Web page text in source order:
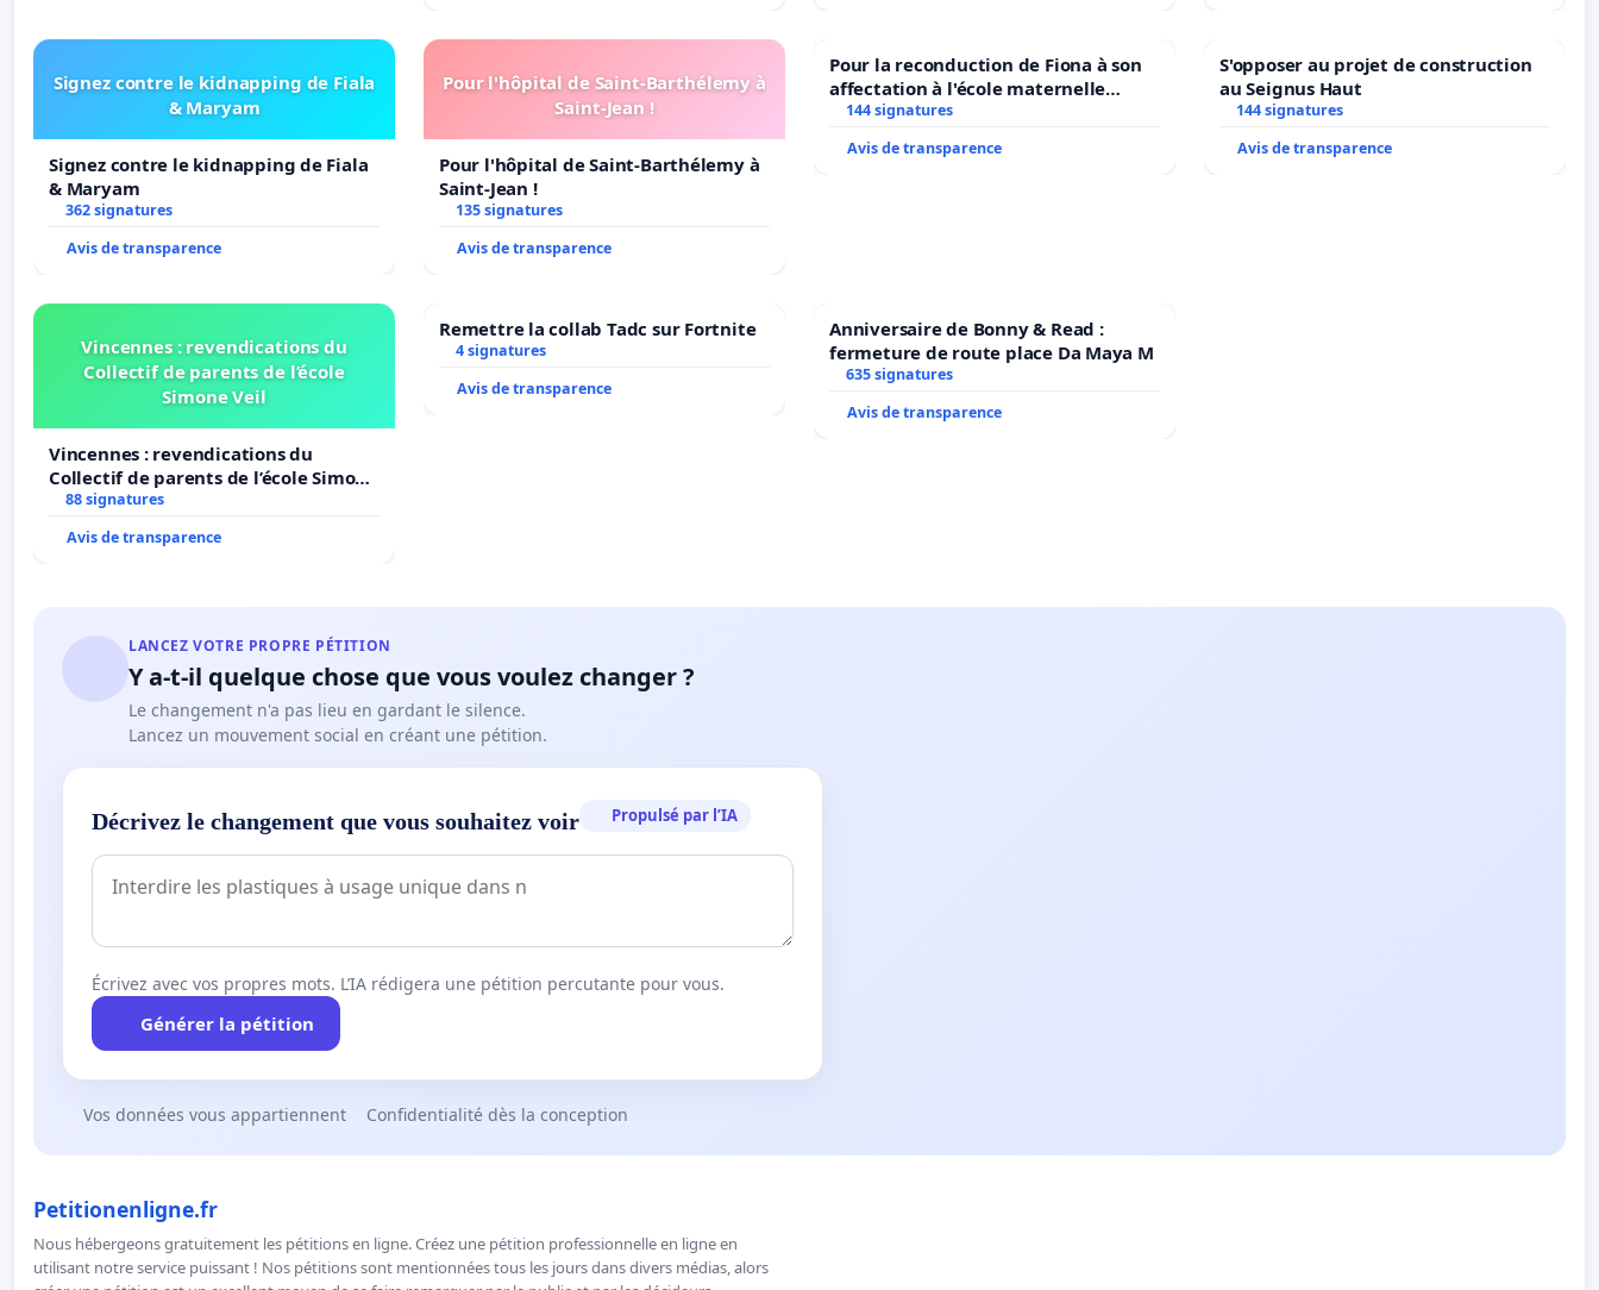
Signez contre le kidnapping de Fiala
& Maryam
Signez contre le kidnapping de Fiala
& Maryam
362 signatures
Avis de transparence
Pour l'hôpital de Saint-Barthélemy à
Saint-Jean !
Pour l'hôpital de Saint-Barthélemy à
Saint-Jean !
135 signatures
Avis de transparence
Pour la reconduction de Fiona à son
affectation à l'école maternelle
LAMARTINE auprès de Léo N. en
2026/2027
144 signatures
Avis de transparence
S'opposer au projet de construction
au Seignus Haut
144 signatures
Avis de transparence
Vincennes : revendications du
Collectif de parents de l’école
Simone Veil
Vincennes : revendications du
Collectif de parents de l’école Simone
Veil
88 signatures
Avis de transparence
Remettre la collab Tadc sur Fortnite
4 signatures
Avis de transparence
Anniversaire de Bonny & Read :
fermeture de route place Da Maya M
635 signatures
Avis de transparence
LANCEZ VOTRE PROPRE PÉTITION
Y a-t-il quelque chose que vous voulez changer ?
Le changement n'a pas lieu en gardant le silence.
Lancez un mouvement social en créant une pétition.
Décrivez le changement que vous souhaitez voir Propulsé par l’IA
Écrivez avec vos propres mots. L’IA rédigera une pétition percutante pour vous.
Générer la pétition
Vos données vous appartiennent Confidentialité dès la conception
Petitionenligne.fr
Nous hébergeons gratuitement les pétitions en ligne. Créez une pétition professionnelle en ligne en
utilisant notre service puissant ! Nos pétitions sont mentionnées tous les jours dans divers médias, alors